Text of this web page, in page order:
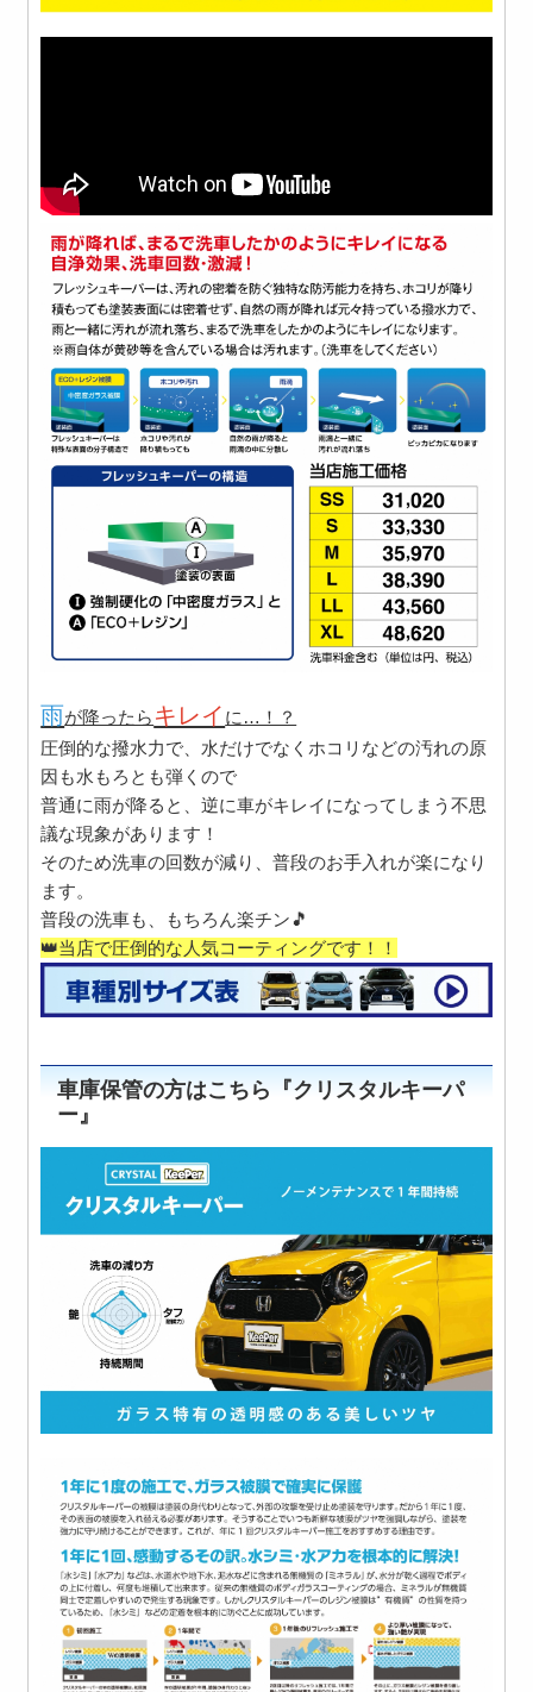
雨が降ったら キレイ に…！？
圧倒的な撥水力で、水だけでなくホコリなどの汚れの原
因も水もろとも弾くので
普通に雨が降ると、逆に車がキレイになってしまう不思
議な現象があります！
そのため洗車の回数が減り、普段のお手入れが楽になり
ます。
普段の洗車も、もちろん楽チン🎵
👑当店で圧倒的な人気コーティングです！！
車庫保管の方はこちら『クリスタルキーパ
ー』